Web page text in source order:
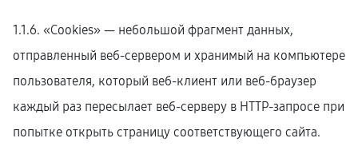
1.1.6. «Cookies» — небольшой фрагмент данных,
отправленный веб-сервером и хранимый на компьютере
пользователя, который веб-клиент или веб-браузер
каждый раз пересылает веб-серверу в HTTP-запросе при
попытке открыть страницу соответствующего сайта.